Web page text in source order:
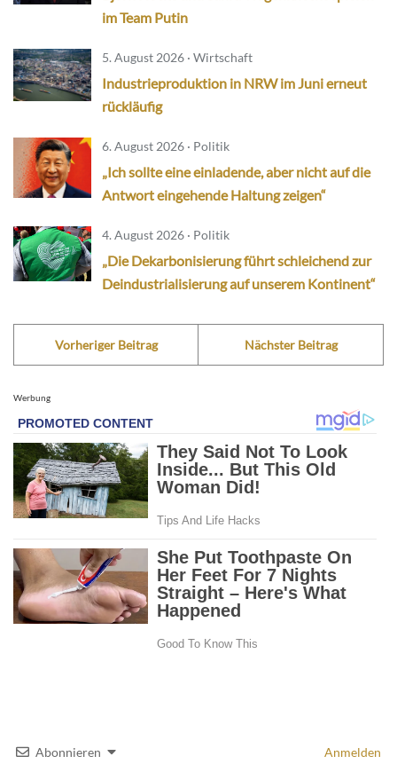
im Team Putin
5. August 2026 · Wirtschaft
Industrieproduktion in NRW im Juni erneut
rückläufig
6. August 2026 · Politik
„Ich sollte eine einladende, aber nicht auf die
Antwort eingehende Haltung zeigen“
4. August 2026 · Politik
„Die Dekarbonisierung führt schleichend zur
Deindustrialisierung auf unserem Kontinent“
Vorheriger Beitrag Nächster Beitrag
Werbung
Abonnieren Anmelden